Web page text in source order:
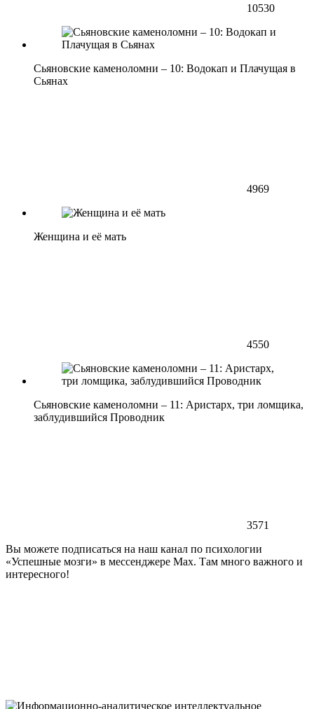
10530
Сьяновские каменоломни – 10: Водокап и Плачущая в
Сьянах
4969
Женщина и её мать
4550
Сьяновские каменоломни – 11: Аристарх, три ломщика,
заблудившийся Проводник
3571
Вы можете подписаться на наш канал по психологии
«Успешные мозги» в мессенджере Max. Там много важного и
интересного!